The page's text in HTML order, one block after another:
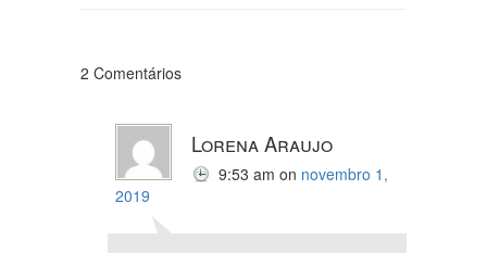
2 Comentários
Lorena Araujo
9:53 am on novembro 1,
2019